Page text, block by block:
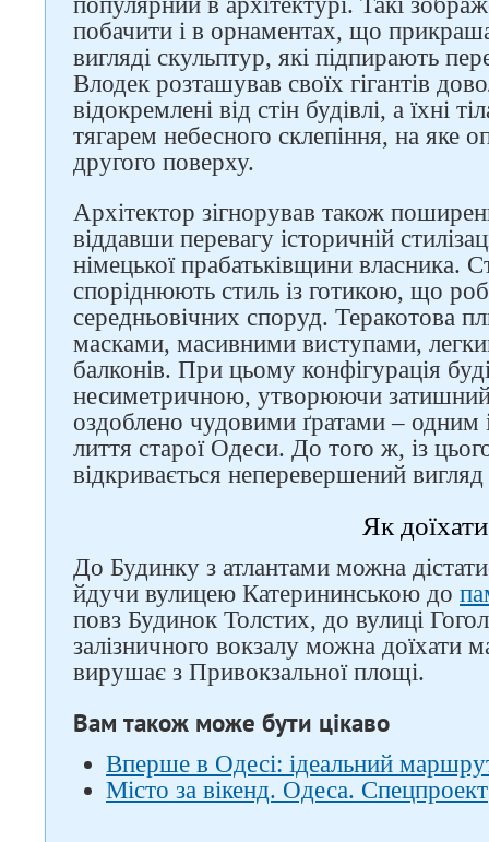
побачити і в орнаментах, що
вигляді скульптур, які підпирають
Влодек розташував своїх гігантів
відокремлені від стін будівлі, а їхні
тягарем небесного склепіння, на яке
другого поверху.
Архітектор зігнорував також
віддавши перевагу історичній
німецької прабатьківщини власника.
споріднюють стиль із готикою, що
середньовічних споруд. Теракотова
масками, масивними виступами,
балконів. При цьому конфігурація
несиметричною, утворюючи
оздоблено чудовими ґратами – одним
лиття старої Одеси. До того ж, із
відкривається неперевершений
Як доїхати
До Будинку з атлантами можна
йдучи вулицею Катерининською до
повз Будинок Толстих, до вулиці
залізничного вокзалу можна
вирушає з Привокзальної площі.
Вам також може бути цікаво
Вперше в Одесі: ідеальний
Місто за вікенд. Одеса. Спецпроект